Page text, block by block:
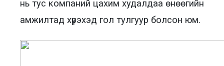
нь тус компаний цахим худалдаа өнөөгийн
амжилтад хүрэхэд гол тулгуур болсон юм.